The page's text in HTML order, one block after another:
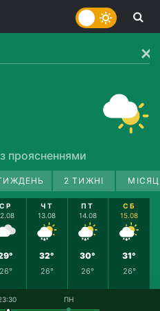
проясненнями
2 ТИЖНІ
СР
26°
ЧТ
13.08
32°
26°
ПТ
14.08
30°
26°
СБ
15.08
31°
26°
ПН